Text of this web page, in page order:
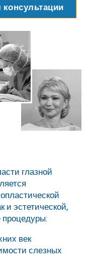
глазной
и эстетической,
век
слезных